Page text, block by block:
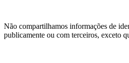
Não compartilhamos informações de
publicamente ou com terceiros, exceto